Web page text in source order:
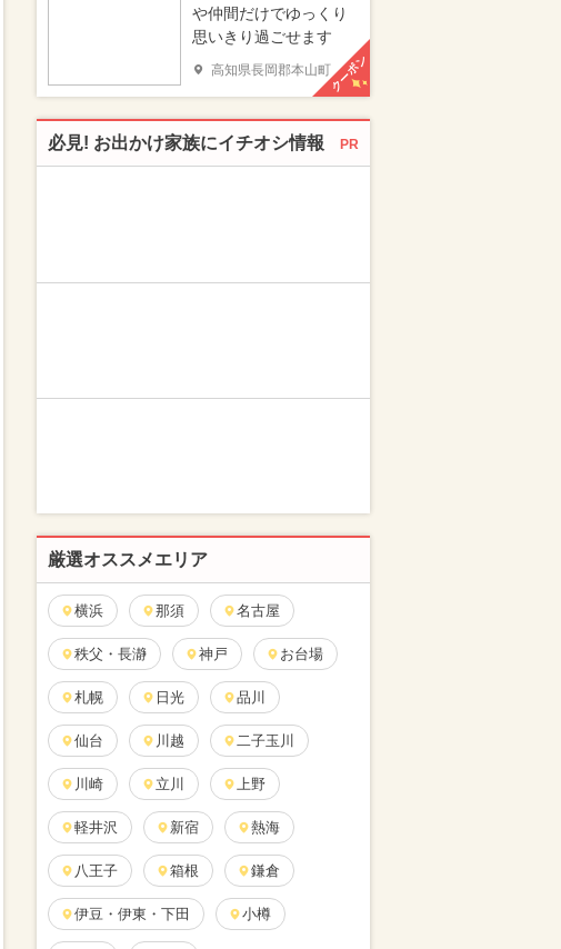
や仲間だけでゆっくり
思いきり過ごせます
高知県長岡郡本山町クーポン
必見! お出かけ家族にイチオシ情報 PR
厳選オススメエリア
横浜 那須 名古屋
秩父・長瀞 神戸 お台場
札幌 日光 品川
仙台 川越 二子玉川
川崎 立川 上野
軽井沢 新宿 熱海
八王子 箱根 鎌倉
伊豆・伊東・下田 小樽